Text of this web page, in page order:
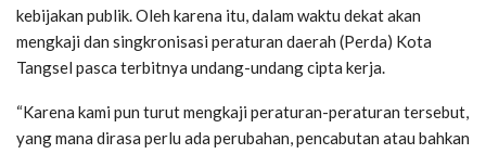
kebijakan publik. Oleh karena itu, dalam waktu dekat akan
mengkaji dan singkronisasi peraturan daerah (Perda) Kota
Tangsel pasca terbitnya undang-undang cipta kerja.
“Karena kami pun turut mengkaji peraturan-peraturan tersebut,
yang mana dirasa perlu ada perubahan, pencabutan atau bahkan